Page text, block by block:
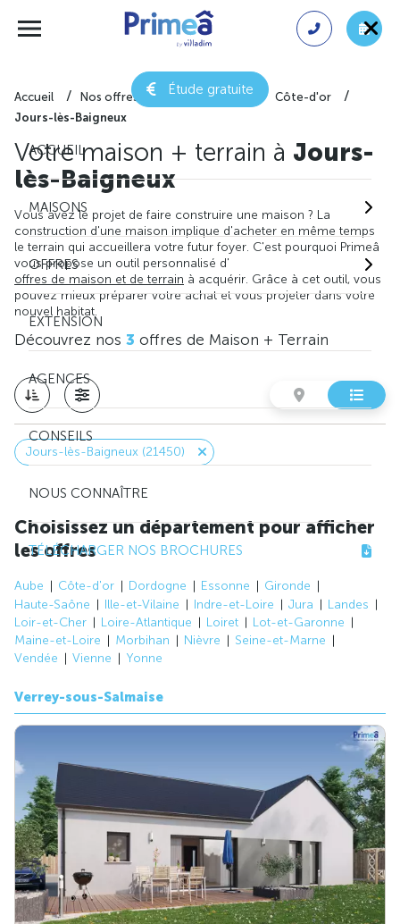
Étude gratuite
ACCUEIL
MAISONS
OFFRES
EXTENSION
AGENCES
CONSEILS
NOUS CONNAÎTRE
TÉLÉCHARGER NOS BROCHURES
Accueil Nos offres de maison + terrain
Côte-d'or
Jours-lès-Baigneux
Votre maison + terrain à Jours-
lès-Baigneux
Vous avez le projet de faire construire une maison ? La
construction d'une maison implique d'acheter en même temps
le terrain qui accueillera votre futur foyer. C'est pourquoi Primeâ
vous propose un outil personnalisé d'
offres de maison et de terrain à acquérir. Grâce à cet outil, vous
pouvez mieux préparer votre achat et vous projeter dans votre
nouvel habitat.
Découvrez nos 3 offres de Maison + Terrain
Jours-lès-Baigneux (21450)
Choisissez un département pour afficher
les offres
Aube Côte-d'or Dordogne Essonne
Gironde
Haute-Saône
Ille-et-Vilaine Indre-et-Loire Jura
Landes
Loir-et-Cher
Loire-Atlantique Loiret
Lot-et-Garonne
Maine-et-Loire
Morbihan Nièvre
Seine-et-Marne
Vendée
Vienne Yonne
Verrey-sous-Salmaise